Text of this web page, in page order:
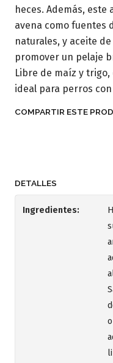
heces. Además,
avena como fuentes
naturales, y aceite
promover un pelaje
Libre de maíz y
ideal para perros
COMPARTIR ESTE
DETALLES
Ingredientes: